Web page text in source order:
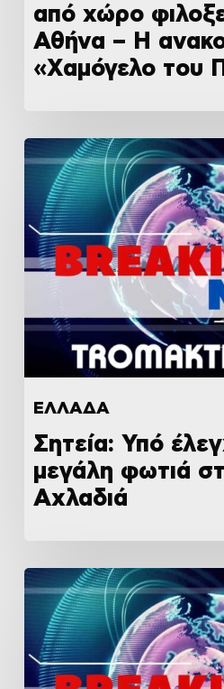
από χώρο
Αθήνα – Η
«Χαμόγελο του
ΕΛΛΑΔΑ
Σητεία: Υπό
μεγάλη φωτιά
Αχλαδιά